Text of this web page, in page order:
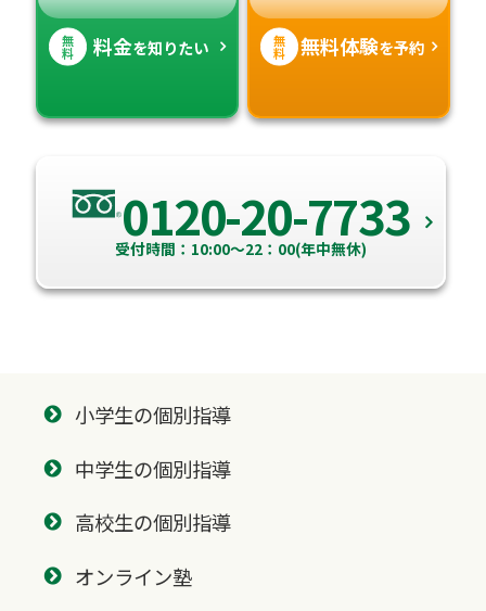
無
料 料金を知りたい 無
料 無料体験を予約
0120-20-7733
受付時間：10:00～22：00(年中無休)
小学生の個別指導
中学生の個別指導
高校生の個別指導
オンライン塾